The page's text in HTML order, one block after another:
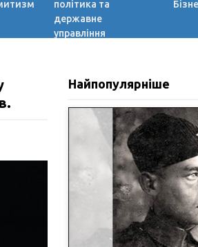
політика та
державне
управління
Найпопулярніше